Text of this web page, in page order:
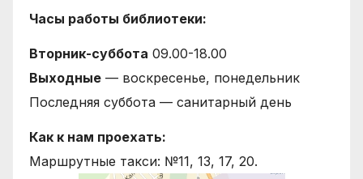
Часы работы библиотеки:
Вторник-суббота 09.00-18.00
Выходные — воскресенье, понедельник
Последняя суббота — санитарный день
Как к нам проехать:
Маршрутные такси: №11, 13, 17, 20.